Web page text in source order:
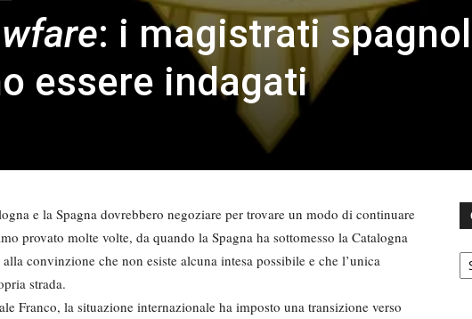
: i magistrati
essere indagati
e la Spagna dovrebbero negoziare per trovare un modo di continuare
provato molte volte, da quando la Spagna ha sottomesso la Catalogna
convinzione che non esiste alcuna intesa possibile e che l’unica
strada.
Franco, la situazione internazionale ha imposto una transizione verso